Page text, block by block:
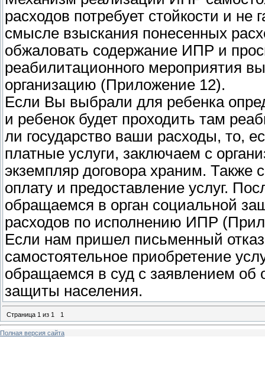
расходов потребует стойкости и не
смысле взыскания понесенных
обжаловать содержание ИПР и
реабилитационного мероприятия
организацию (Приложение 12).
Если Вы выбрали для ребенка
и ребенок будет проходить там
ли государство ваши расходы, то,
платные услуги, заключаем с
экземпляр договора храним.
оплату и предоставление услуг.
обращаемся в орган социальной
расходов по исполнению ИПР
Если нам пришел письменный
самостоятельное приобретение
обращаемся в суд с заявлением об
защиты населения.
Страница 1 из 1 1
Полная версия сайта